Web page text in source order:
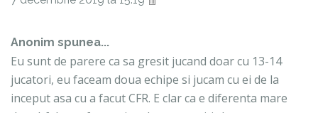
Anonim spunea...
Eu sunt de parere ca sa gresit jucand doar cu 13-14
jucatori, eu faceam doua echipe si jucam cu ei de la
inceput asa cu a facut CFR. E clar ca e diferenta mare